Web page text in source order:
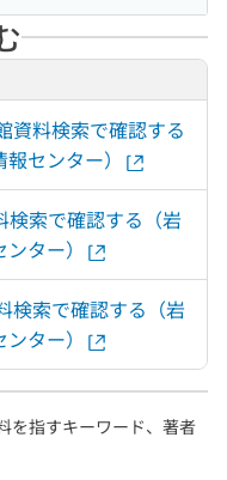
資料検索で確認する
センター）
検索で確認する（岩
ター）
検索で確認する（岩
ター）
を指すキーワード、著者